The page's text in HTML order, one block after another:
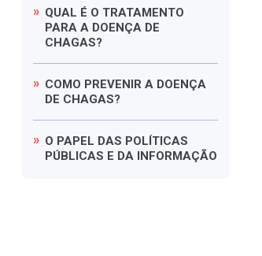
QUAL É O TRATAMENTO
PARA A DOENÇA DE
CHAGAS?
COMO PREVENIR A DOENÇA
DE CHAGAS?
O PAPEL DAS POLÍTICAS
PÚBLICAS E DA INFORMAÇÃO